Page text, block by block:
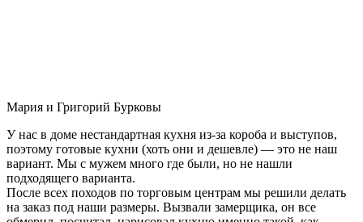
Мария и Григорий Бурковы
У нас в доме нестандартная кухня из-за короба и выступов,
поэтому готовые кухни (хоть они и дешевле) — это не наш
вариант. Мы с мужем много где были, но не нашли
подходящего варианта.
После всех походов по торговым центрам мы решили делать
на заказ под наши размеры. Вызвали замерщика, он все